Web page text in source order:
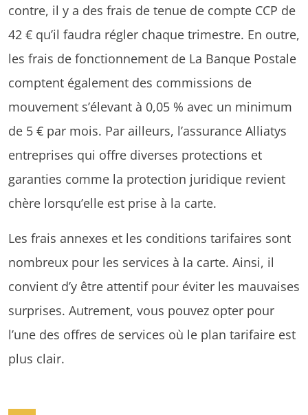
contre, il y a des frais de tenue de compte CCP de
42 € qu’il faudra régler chaque trimestre. En outre,
les frais de fonctionnement de La Banque Postale
comptent également des commissions de
mouvement s’élevant à 0,05 % avec un minimum
de 5 € par mois. Par ailleurs, l’assurance Alliatys
entreprises qui offre diverses protections et
garanties comme la protection juridique revient
chère lorsqu’elle est prise à la carte.
Les frais annexes et les conditions tarifaires sont
nombreux pour les services à la carte. Ainsi, il
convient d’y être attentif pour éviter les mauvaises
surprises. Autrement, vous pouvez opter pour
l’une des offres de services où le plan tarifaire est
plus clair.